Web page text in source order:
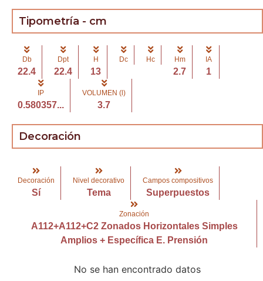
Tipometría - cm
Db
22.4
Dpt
22.4
H
13
Dc Hc Hm
2.7
IA
1
IP
0.580357...
VOLUMEN (l)
3.7
Decoración
Decoración
Sí
Nivel decorativo
Tema
Campos compositivos
Superpuestos
Zonación
A112+A112+C2 Zonados Horizontales Simples
Amplios + Específica E. Prensión
No se han encontrado datos